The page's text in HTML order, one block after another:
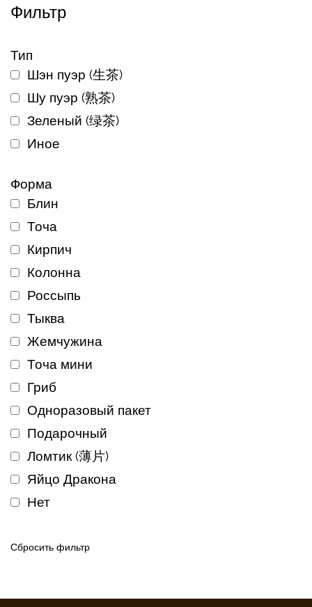
Фильтр
Тип
Шэн пуэр (生茶)
Шу пуэр (熟茶)
Зеленый (绿茶)
Иное
Форма
Блин
Точа
Кирпич
Колонна
Россыпь
Тыква
Жемчужина
Точа мини
Гриб
Одноразовый пакет
Подарочный
Ломтик (薄片)
Яйцо Дракона
Нет
Сбросить фильтр